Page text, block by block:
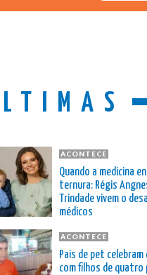
ACONTECE
Quando a medicina
ternura: Régis
Trindade vivem o
médicos
ACONTECE
Pais de pet celebram
com filhos de quatro